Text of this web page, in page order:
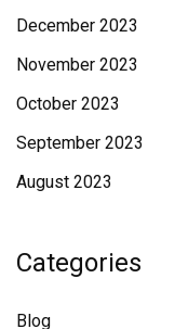
December 2023
November 2023
October 2023
September 2023
August 2023
Categories
Blog